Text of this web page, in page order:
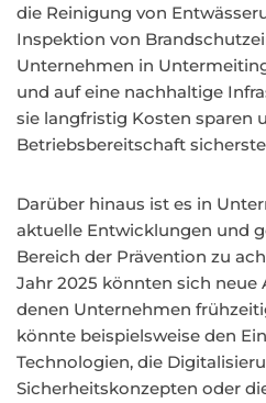
die Reinigung von
Inspektion von
Unternehmen in
und auf eine nachhaltige
sie langfristig Kosten sparen
Betriebsbereitschaft
Darüber hinaus ist es in
aktuelle Entwicklungen und
Bereich der Prävention zu
Jahr 2025 könnten sich neue
denen Unternehmen
könnte beispielsweise den
Technologien, die
Sicherheitskonzepten oder